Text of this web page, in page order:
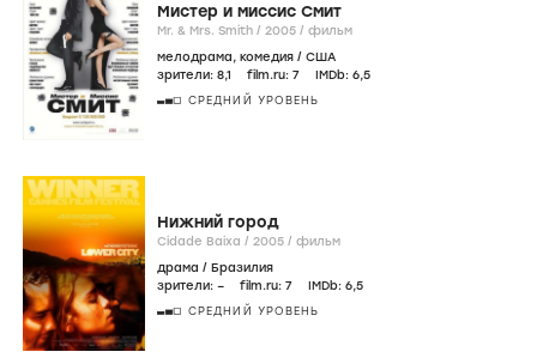
Мистер и миссис Смит
Mr. & Mrs. Smith / 2005 / фильм
мелодрама, комедия / США
зрители: 8,1 film.ru: 7 IMDb: 6,5
СРЕДНИЙ УРОВЕНЬ
Нижний город
Cidade Baixa / 2005 / фильм
драма / Бразилия
зрители: – film.ru: 7 IMDb: 6,5
СРЕДНИЙ УРОВЕНЬ